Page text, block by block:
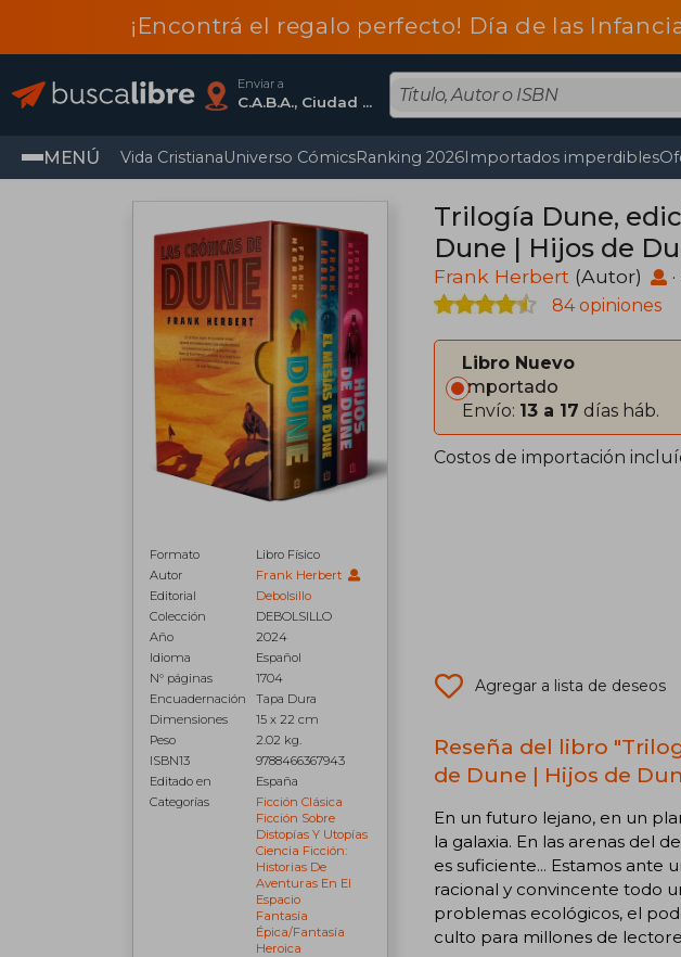
¡Encontrá el regalo perfecto! Día de las
Enviar a
C.A.B.A., Ciudad Autónoma De Buenos Aires
MENÚ Vida CristianaUniverso CómicsRanking 2026Importados imperdibles
Formato
Libro Físico
Autor
Frank Herbert
Editorial
Debolsillo
Colección
DEBOLSILLO
Año
2024
Idioma
Español
N° páginas
1704
Encuadernación
Tapa Dura
Dimensiones
15 x 22 cm
Peso
2.02 kg.
ISBN13
9788466367943
Editado en
España
Categorías
Ficción Clásica
Ficción Sobre
Distopías Y Utopías
Ciencia Ficción:
Historias De
Aventuras En El
Espacio
Fantasía
Épica/fantasía
Heroica
Trilogía Dune,
Dune | Hijos de
Frank Herbert (Autor) ·
84 opiniones
Libro Nuevo
Importado
Envío: 13 a 17 días háb.
Costos de importación
Agregar a lista de deseos
Reseña del libro
de Dune | Hijos de
En un futuro lejano, en un
la galaxia. En las arenas del
es suficiente... Estamos
racional y convincente todo
problemas ecológicos, el
culto para millones de